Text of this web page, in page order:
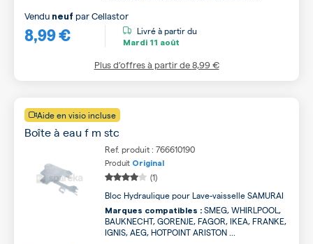
8,99 €
Vendu neuf parCellastor
Livré à partir du
Mardi 11 août
Plus d’offres à partir de8,99 €
Aide en visio incluse
Boîte à eau f m stc
Ref. produit : 766610190
Produit Original
(1)
Bloc Hydraulique pour Lave-vaisselle SAMURAI
Marques compatibles : SMEG, WHIRLPOOL,
BAUKNECHT, GORENJE, FAGOR, IKEA, FRANKE,
IGNIS, AEG, HOTPOINT ARISTON ...